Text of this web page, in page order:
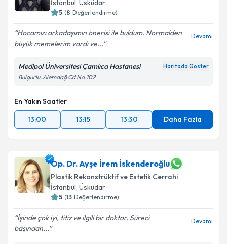
İstanbul , Üsküdar
5 (8 Değerlendirme)
Hocamızı arkadaşımın önerisi ile buldum. Normalden
büyük memelerim vardı ve...
Devamı
Medipol Üniversitesi Çamlıca Hastanesi Haritada Göster
Bulgurlu, Alemdağ Cd No:102
En Yakın Saatler
13:00
13:15 13:30 Daha Fazla
Op. Dr. Ayşe İrem İskenderoğlu
Plastik Rekonstrüktif ve Estetik Cerrahi
İstanbul, Üsküdar
5 (13 Değerlendirme)
İşinde çok iyi, titiz ve ilgili bir doktor. Süreci
başından...
Devamı